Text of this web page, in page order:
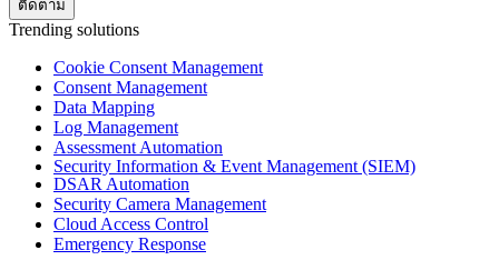
Trending solutions
Cookie Consent Management
Consent Management
Data Mapping
Log Management
Assessment Automation
Security Information & Event Management (SIEM)
DSAR Automation
Security Camera Management
Cloud Access Control
Emergency Response